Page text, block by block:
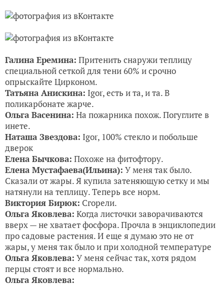
Галина Еремина: Притенить снаружи теплицу
специальной сеткой для тени 60% и срочно
опрыскайте Цирконом.
Татьяна Анискина: Igor, есть и та, и та. В
поликарбонате жарче.
Ольга Васенина: На пожарника похож. Погуглите в
инете.
Наташа Звездова: Igor, 100% стекло и побольше
дверок
Елена Бычкова: Похоже на фитофтору.
Елена Мустафаева(Ильина): У меня так было.
Сказали от жары. Я купила затеняющую сетку и мы
натянули на теплицу. Теперь все норм.
Виктория Бирюк: Сгорели.
Ольга Яковлева: Когда листочки заворачиваются
вверх — не хватает фосфора. Прочла в энциклопедии
про садовые растения. И еще я думаю это не от
жары, у меня так было и при холодной температуре
Ольга Яковлева: У меня сейчас так, хотя рядом
перцы стоят и все нормально.
Ольга Яковлева: